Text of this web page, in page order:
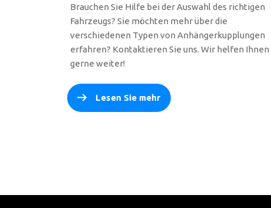
Brauchen Sie Hilfe bei der Auswahl des richtigen
Fahrzeugs? Sie möchten mehr über die
verschiedenen Typen von Anhängerkupplungen
erfahren? Kontaktieren Sie uns. Wir helfen Ihnen
gerne weiter!
Lesen Sie mehr